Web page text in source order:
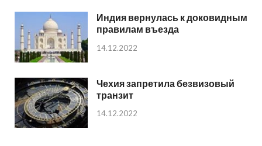
Индия вернулась к доковидным
правилам въезда
14.12.2022
Чехия запретила безвизовый
транзит
14.12.2022